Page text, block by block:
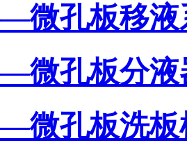
微孔板移液
微孔板分液
微孔板洗板